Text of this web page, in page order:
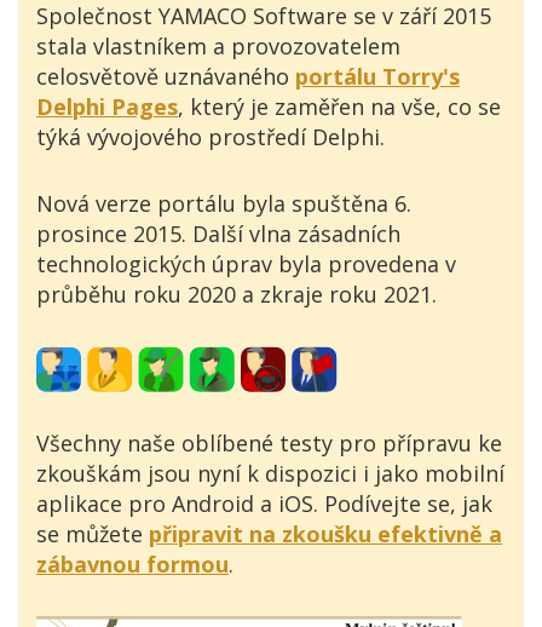
Společnost YAMACO Software se v září 2015
stala vlastníkem a provozovatelem
celosvětově uznávaného portálu Torry's
Delphi Pages, který je zaměřen na vše, co se
týká vývojového prostředí Delphi.
Nová verze portálu byla spuštěna 6.
prosince 2015. Další vlna zásadních
technologických úprav byla provedena v
průběhu roku 2020 a zkraje roku 2021.
Všechny naše oblíbené testy pro přípravu ke
zkouškám jsou nyní k dispozici i jako mobilní
aplikace pro Android a iOS. Podívejte se, jak
se můžete připravit na zkoušku efektivně a
zábavnou formou.